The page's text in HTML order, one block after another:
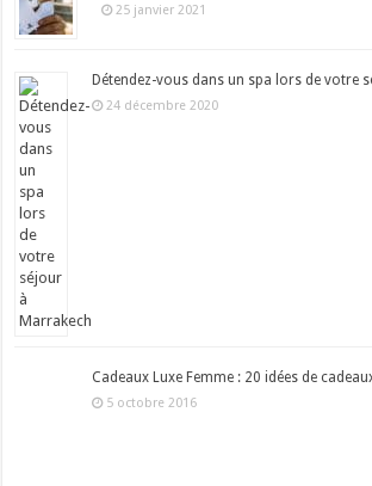
25 janvier 2021
Détendez-vous dans un spa lors de votre
24 décembre 2020
Cadeaux Luxe Femme : 20 idées de
5 octobre 2016